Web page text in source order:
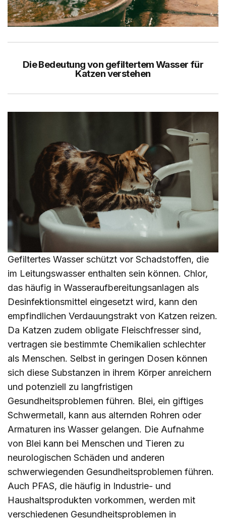
Die Bedeutung von gefiltertem Wasser für
Katzen verstehen
Gefiltertes Wasser schützt vor Schadstoffen, die
im Leitungswasser enthalten sein können. Chlor,
das häufig in Wasseraufbereitungsanlagen als
Desinfektionsmittel eingesetzt wird, kann den
empfindlichen Verdauungstrakt von Katzen reizen.
Da Katzen zudem obligate Fleischfresser sind,
vertragen sie bestimmte Chemikalien schlechter
als Menschen. Selbst in geringen Dosen können
sich diese Substanzen in ihrem Körper anreichern
und potenziell zu langfristigen
Gesundheitsproblemen führen. Blei, ein giftiges
Schwermetall, kann aus alternden Rohren oder
Armaturen ins Wasser gelangen. Die Aufnahme
von Blei kann bei Menschen und Tieren zu
neurologischen Schäden und anderen
schwerwiegenden Gesundheitsproblemen führen.
Auch PFAS, die häufig in Industrie- und
Haushaltsprodukten vorkommen, werden mit
verschiedenen Gesundheitsproblemen in